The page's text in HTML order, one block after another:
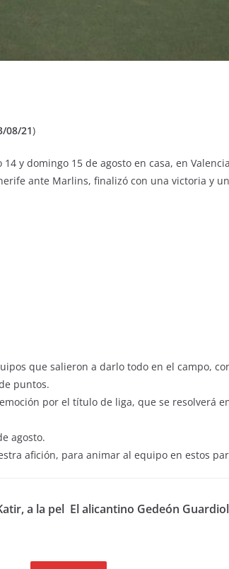
08/21)
y domingo 15 de agosto en casa, en
ante Marlins, finalizó con una victoria y
que salieron a darlo todo en el campo,
puntos.
por el título de liga, que se resolverá
agosto.
afición, para animar al equipo en estos
a la pel El alicantino Gedeón